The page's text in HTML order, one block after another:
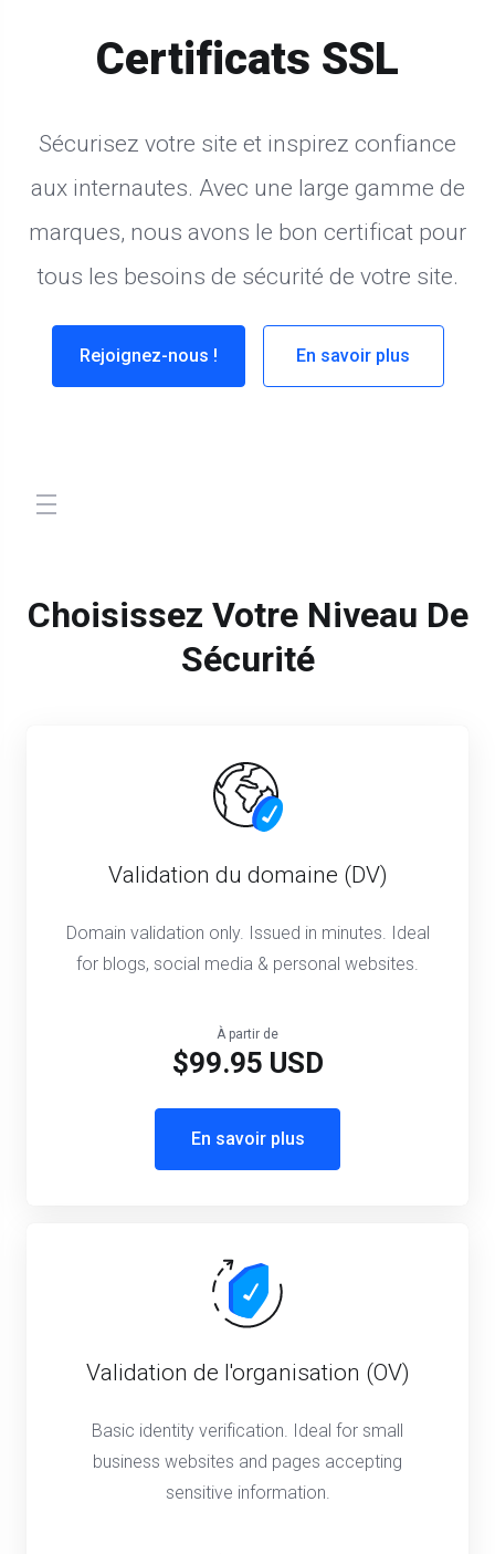
Certificats SSL
Sécurisez votre site et inspirez confiance
aux internautes. Avec une large gamme de
marques, nous avons le bon certificat pour
tous les besoins de sécurité de votre site.
Rejoignez-nous ! En savoir plus
store.toggleNav
Choisissez Votre Niveau De
Sécurité
Validation du domaine (DV)
Domain validation only. Issued in minutes. Ideal
for blogs, social media & personal websites.
À partir de
$99.95 USD
En savoir plus
Validation de l'organisation (OV)
Basic identity verification. Ideal for small
business websites and pages accepting
sensitive information.